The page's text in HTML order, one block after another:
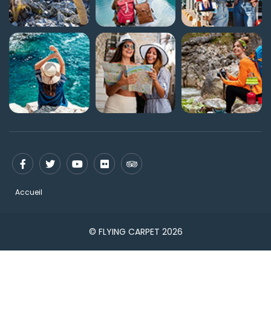
Accueil
© FLYING CARPET 2026